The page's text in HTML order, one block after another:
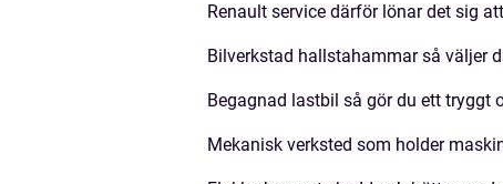
Renault service därför lönar det sig
Bilverkstad hallstahammar så väljer
Begagnad lastbil så gör du ett tryggt
Mekanisk verksted som holder